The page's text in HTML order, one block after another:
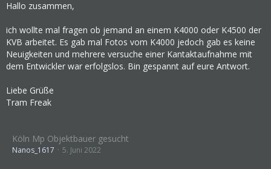
Hallo zusammen,
ich wollte mal fragen ob jemand an einem K4000 oder K4500 der
KVB arbeitet. Es gab mal Fotos vom K4000 jedoch gab es keine
Neuigkeiten und mehrere versuche einer Kantaktaufnahme mit
dem Entwickler war erfolgslos. Bin gespannt auf eure Antwort.
Liebe Grüße
Tram Freak
Köln Mp Objektbauer gesucht
Nanos_1617 5. Juni 2022